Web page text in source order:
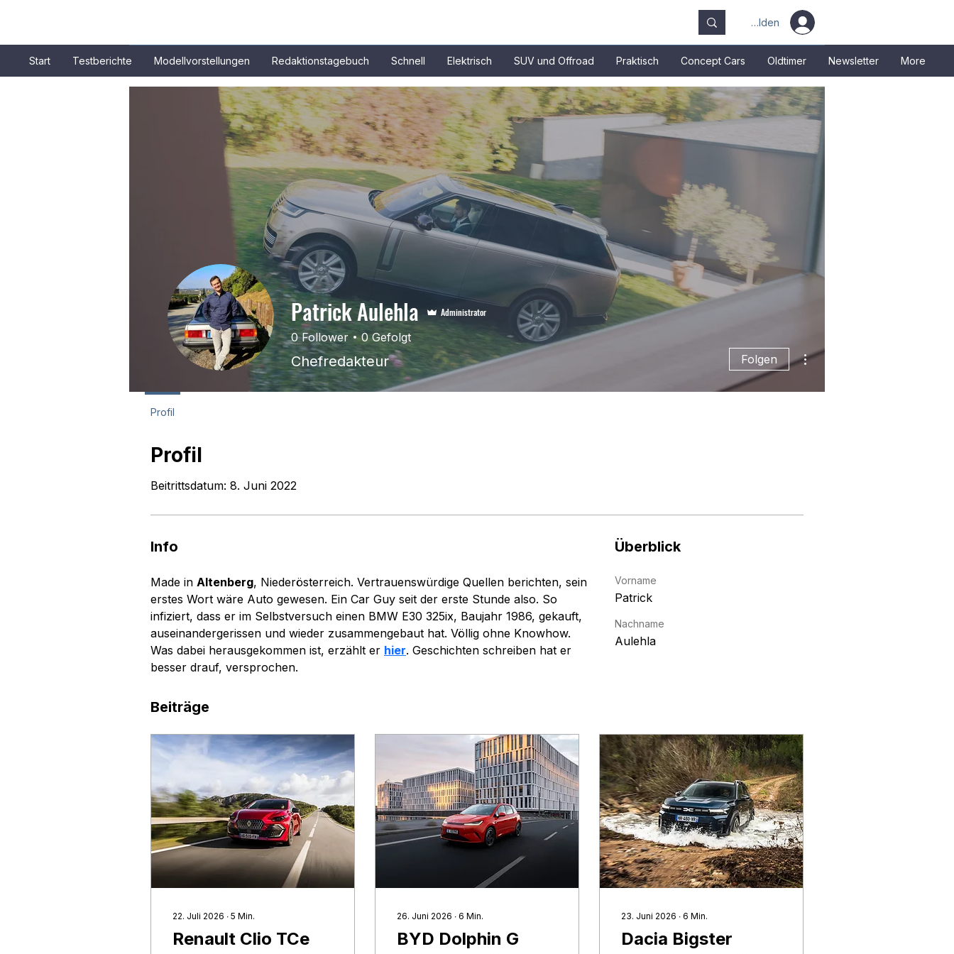
Anmelden
Start Testberichte Modellvorstellungen Redaktionstagebuch Schnell Elektrisch SUV und Offroad Praktisch Concept Cars Oldtimer Newsletter More
Profil
Beitrittsdatum: 8. Juni 2022
Info
Made in Altenberg, Niederösterreich. Vertrauenswürdige Quellen berichten, sein
erstes Wort wäre Auto gewesen. Ein Car Guy seit der erste Stunde also. So
infiziert, dass er im Selbstversuch einen BMW E30 325ix, Baujahr 1986, gekauft,
auseinandergerissen und wieder zusammengebaut hat. Völlig ohne Knowhow.
Was dabei herausgekommen ist, erzählt er hier. Geschichten schreiben hat er
besser drauf, versprochen.
Überblick
Vorname
Patrick
Nachname
Aulehla
Beiträge
22. Juli 2026 ∙ 5 Min.
Renault Clio TCe
26. Juni 2026 ∙ 6 Min.
BYD Dolphin G
23. Juni 2026 ∙ 6 Min.
Dacia Bigster
Patrick Aulehla Administrator
0 Follower 0 Gefolgt
Chefredakteur Folgen
Weitere Optionen
Profil